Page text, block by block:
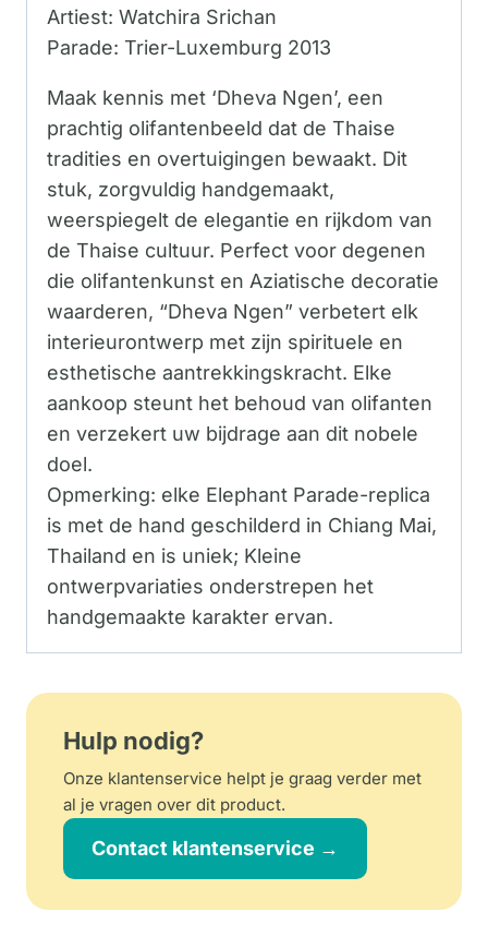
Artiest: Watchira Srichan
Parade: Trier-Luxemburg 2013
Maak kennis met ‘Dheva Ngen’, een
prachtig olifantenbeeld dat de Thaise
tradities en overtuigingen bewaakt. Dit
stuk, zorgvuldig handgemaakt,
weerspiegelt de elegantie en rijkdom van
de Thaise cultuur. Perfect voor degenen
die olifantenkunst en Aziatische decoratie
waarderen, “Dheva Ngen” verbetert elk
interieurontwerp met zijn spirituele en
esthetische aantrekkingskracht. Elke
aankoop steunt het behoud van olifanten
en verzekert uw bijdrage aan dit nobele
doel.
Opmerking: elke Elephant Parade-replica
is met de hand geschilderd in Chiang Mai,
Thailand en is uniek; Kleine
ontwerpvariaties onderstrepen het
handgemaakte karakter ervan.
Hulp nodig?
Onze klantenservice helpt je graag verder met
al je vragen over dit product.
Contact klantenservice →